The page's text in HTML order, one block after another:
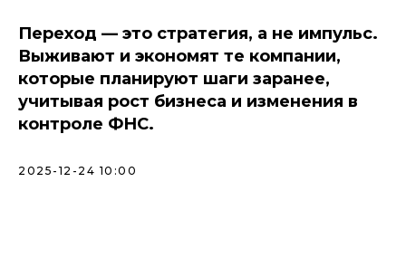
Переход — это стратегия, а не импульс.
Выживают и экономят те компании,
которые планируют шаги заранее,
учитывая рост бизнеса и изменения в
контроле ФНС.
2025-12-24 10:00